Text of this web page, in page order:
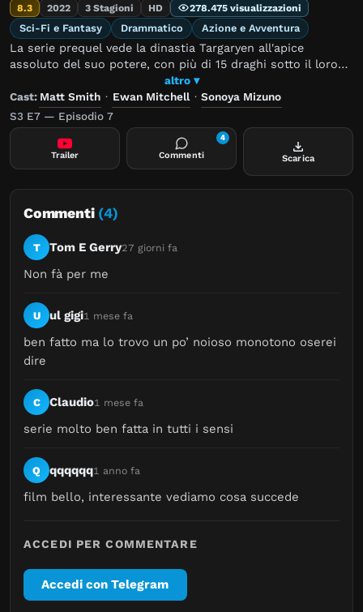
8.3 2022 3 Stagioni HD 278.475 visualizzazioni
Sci-Fi e Fantasy Drammatico Azione e Avventura
La serie prequel vede la dinastia Targaryen all'apice
assoluto del suo potere, con più di 15 draghi sotto il loro
giogo. La maggior parte degli imperi, che siano reali o
immaginari, crollano quando raggiungono tali poteri e tali
altezze. Nel caso dei Targaryen, la loro lenta caduta inizia
quasi 193 anni prima degli eventi de Il Trono di Spade,
quando re Viserys Targaryen rompe un secolo di tradizione
nominando sua figlia Rhaenyra erede al Trono di Spade. La
corte rimane scioccata quando Rhaenyra mantiene il suo
maschio, legittimo erede. Inizia così ad attecchire il seme
altro ▾
Cast: Matt Smith · Ewan Mitchell· Sonoya Mizuno
S3 E7 — Episodio 7
Trailer Commenti
4
Scarica
Commenti (4)
T Tom E Gerry27 giorni fa
Non fà per me
U ul gigi1 mese fa
ben fatto ma lo trovo un po’ noioso monotono oserei
dire
C Claudio1 mese fa
serie molto ben fatta in tutti i sensi
Q qqqqqq1 anno fa
film bello, interessante vediamo cosa succede
ACCEDI PER COMMENTARE
Accedi con Telegram